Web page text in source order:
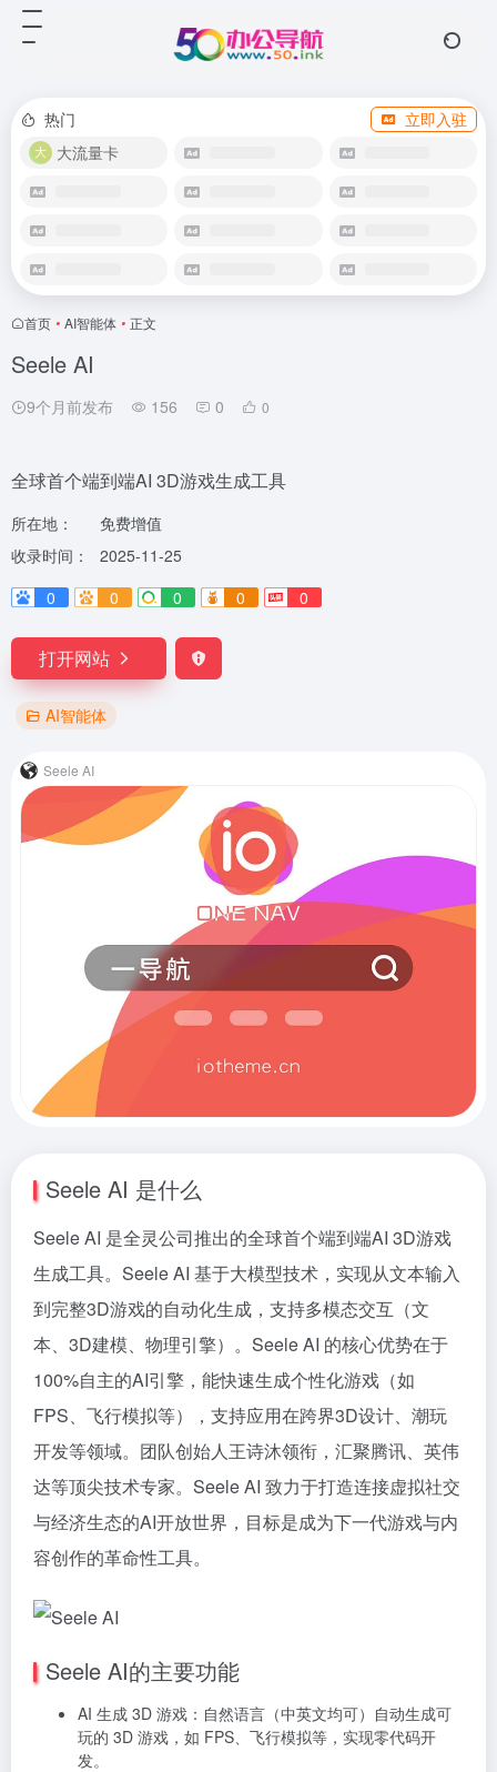
热门
立即入驻
大流量卡
首页 • AI智能体 • 正文
Seele AI
9个月前发布 156 0 0
全球首个端到端AI 3D游戏生成工具
所在地：
免费增值
收录时间：
2025-11-25
0
0 0 0 0
打开网站
AI智能体
Seele AI
Seele AI 是什么
Seele AI 是全灵公司推出的全球首个端到端AI 3D游戏
生成工具。Seele AI 基于大模型技术，实现从文本输入
到完整3D游戏的自动化生成，支持多模态交互（文
本、3D建模、物理引擎）。Seele AI 的核心优势在于
100%自主的AI引擎，能快速生成个性化游戏（如
FPS、飞行模拟等），支持应用在跨界3D设计、潮玩
开发等领域。团队创始人王诗沐领衔，汇聚腾讯、英伟
达等顶尖技术专家。Seele AI 致力于打造连接虚拟社交
与经济生态的AI开放世界，目标是成为下一代游戏与内
容创作的革命性工具。
Seele AI的主要功能
AI 生成 3D 游戏：自然语言（中英文均可）自动生成可
玩的 3D 游戏，如 FPS、飞行模拟等，实现零代码开
发。